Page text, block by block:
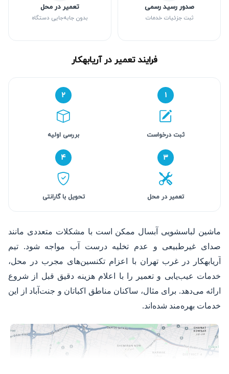
صدور رسید رسمی
ثبت جزئیات خدمات
تعمیر در محل
بدون جابه‌جایی دستگاه
فرایند تعمیر در آریابهکار
۱
ثبت درخواست
۲
بررسی اولیه
۳
تعمیر در محل
۴
تحویل با گارانتی
ماشین لباسشویی آبسال ممکن است با مشکلات متعددی مانند
صدای غیرطبیعی و عدم تخلیه درست آب مواجه شود. تیم
آریابهکار در غرب تهران با اعزام تکنسین‌های مجرب در محل،
خدمات عیب‌یابی و تعمیر را با اعلام هزینه دقیق قبل از شروع
ارائه می‌دهد. برای مثال، ساکنان مناطق اکباتان و جنت‌آباد از این
خدمات بهره‌مند شده‌اند.